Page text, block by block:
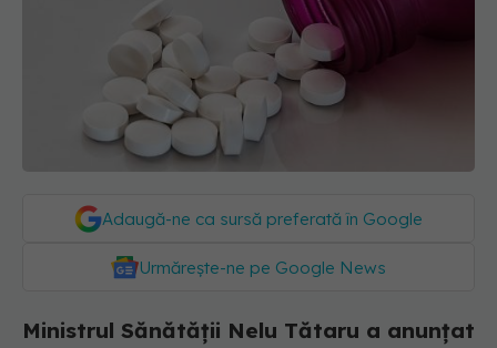
Adaugă-ne ca sursă preferată în Google
Urmărește-ne pe Google News
Ministrul Sănătății Nelu Tătaru a anunțat